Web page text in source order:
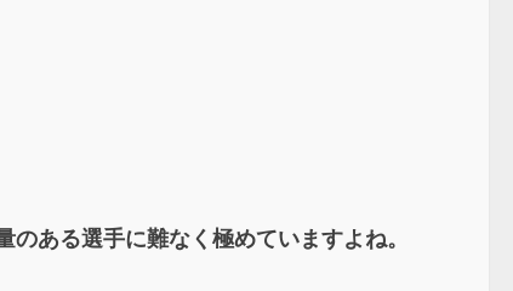
ある選手に難なく極めていますよね。